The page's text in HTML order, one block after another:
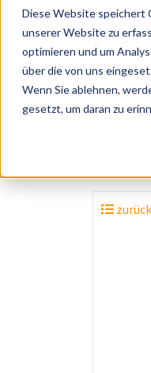
Diese Website speichert
unserer Website zu
optimieren und um
über die von uns
Wenn Sie ablehnen,
gesetzt, um daran zu
Künstler, Zelte, Bands,